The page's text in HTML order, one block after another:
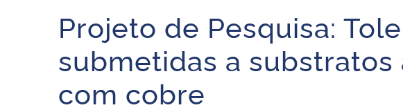
Secretaria de Governo
Gabinete de Segurança
Institucional
Advocacia-Geral
Início do conteúdo
Projeto de Pesquisa:
submetidas a
com cobre